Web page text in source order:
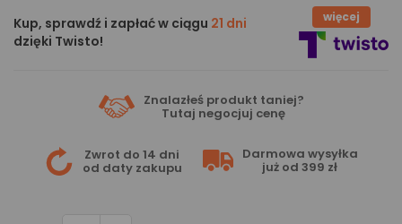
Kup, sprawdź i zapłać w ciągu 21 dni
dzięki Twisto!
więcej
Znalazłeś produkt taniej?
Tutaj negocjuj cenę
Zwrot do 14 dni
od daty zakupu
Darmowa wysyłka
już od 399 zł